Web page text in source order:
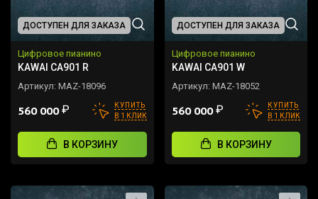
ДОСТУПЕН ДЛЯ ЗАКАЗА
Цифровое пианино
KAWAI CA901 R
Артикул: MAZ-18096
560 000₽
КУПИТЬ
В 1 КЛИК
В КОРЗИНУ
ДОСТУПЕН ДЛЯ ЗАКАЗА
Цифровое пианино
KAWAI CA901 W
Артикул: MAZ-18052
560 000₽
КУПИТЬ
В 1 КЛИК
В КОРЗИНУ